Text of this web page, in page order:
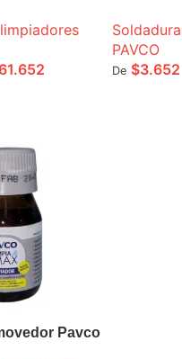
PAVCO
De $3.652
Pavco